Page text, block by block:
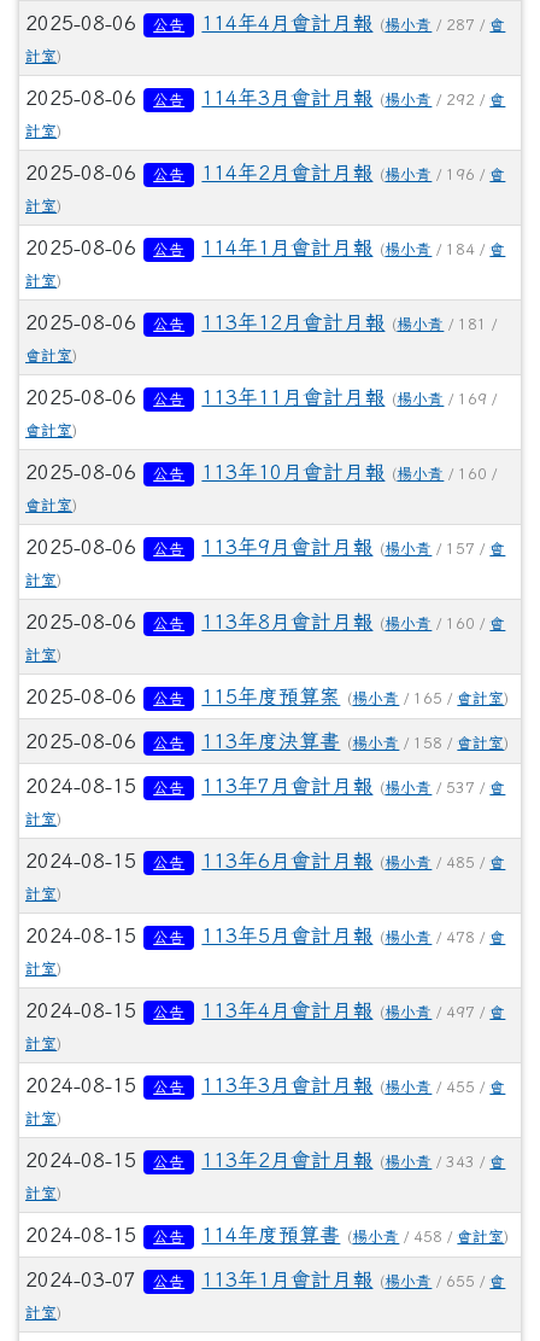
2025-08-06 公告 114年4月會計月報 (楊小青 / 287 /會
計室)
2025-08-06 公告 114年3月會計月報 (楊小青 / 292 /會
計室)
2025-08-06 公告 114年2月會計月報 (楊小青 / 196 /會
計室)
2025-08-06 公告 114年1月會計月報 (楊小青 / 184 /會
計室)
2025-08-06 公告 113年12月會計月報 (楊小青 / 181 /
會計室)
2025-08-06 公告 113年11月會計月報 (楊小青 / 169 /
會計室)
2025-08-06 公告 113年10月會計月報 (楊小青 / 160 /
會計室)
2025-08-06 公告 113年9月會計月報 (楊小青 / 157 /會
計室)
2025-08-06 公告 113年8月會計月報 (楊小青 / 160 /會
計室)
2025-08-06 公告 115年度預算案 (楊小青 / 165 /會計室)
2025-08-06 公告 113年度決算書 (楊小青 / 158 /會計室)
2024-08-15 公告 113年7月會計月報 (楊小青 / 537 /會
計室)
2024-08-15 公告 113年6月會計月報 (楊小青 / 485 /會
計室)
2024-08-15 公告 113年5月會計月報 (楊小青 / 478 /會
計室)
2024-08-15 公告 113年4月會計月報 (楊小青 / 497 /會
計室)
2024-08-15 公告 113年3月會計月報 (楊小青 / 455 /會
計室)
2024-08-15 公告 113年2月會計月報 (楊小青 / 343 /會
計室)
2024-08-15 公告 114年度預算書 (楊小青 / 458 /會計室)
2024-03-07 公告 113年1月會計月報 (楊小青 / 655 /會
計室)